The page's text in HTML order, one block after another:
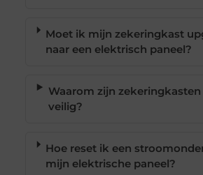
Moet ik mijn zekeringkast
naar een elektrisch paneel?
Waarom zijn
veilig?
Hoe reset ik een
mijn elektrische paneel?